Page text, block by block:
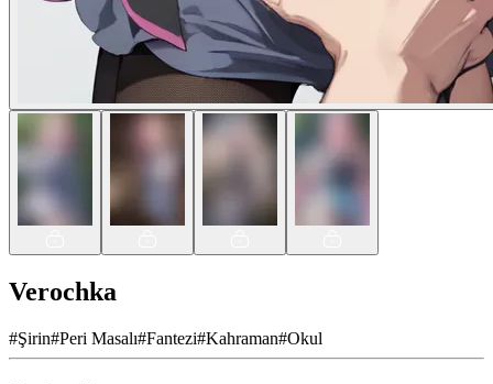
Verochka
#Şirin#Peri Masalı#Fantezi#Kahraman#Okul